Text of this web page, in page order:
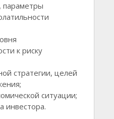
параметры
к риску
стратегии, целей
ситуации;
инвестора.